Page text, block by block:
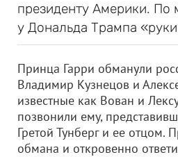
президенту Америки. По
у Дональда Трампа
Принца Гарри обманули
Владимир Кузнецов и
известные как Вован и
позвонили ему,
Гретой Тунберг и ее отцом.
обмана и откровенно